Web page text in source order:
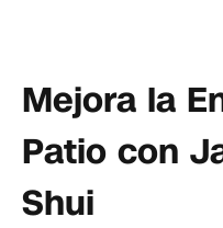
Mejora la
Patio con
Shui